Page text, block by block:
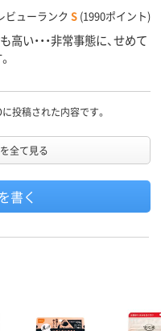
ビューランク S (1990ポイント)
い・・・非常事態に、せめて
投稿された内容です。
全て見る
書く